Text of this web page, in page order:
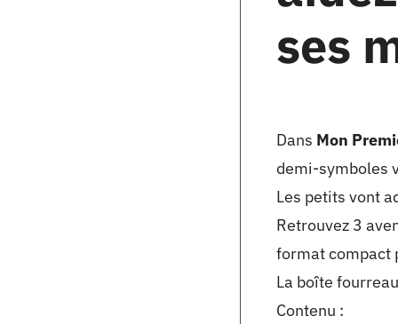
ses
Dans Mon
demi-symboles
Les petits vont
Retrouvez 3
format compact
La boîte
Contenu :